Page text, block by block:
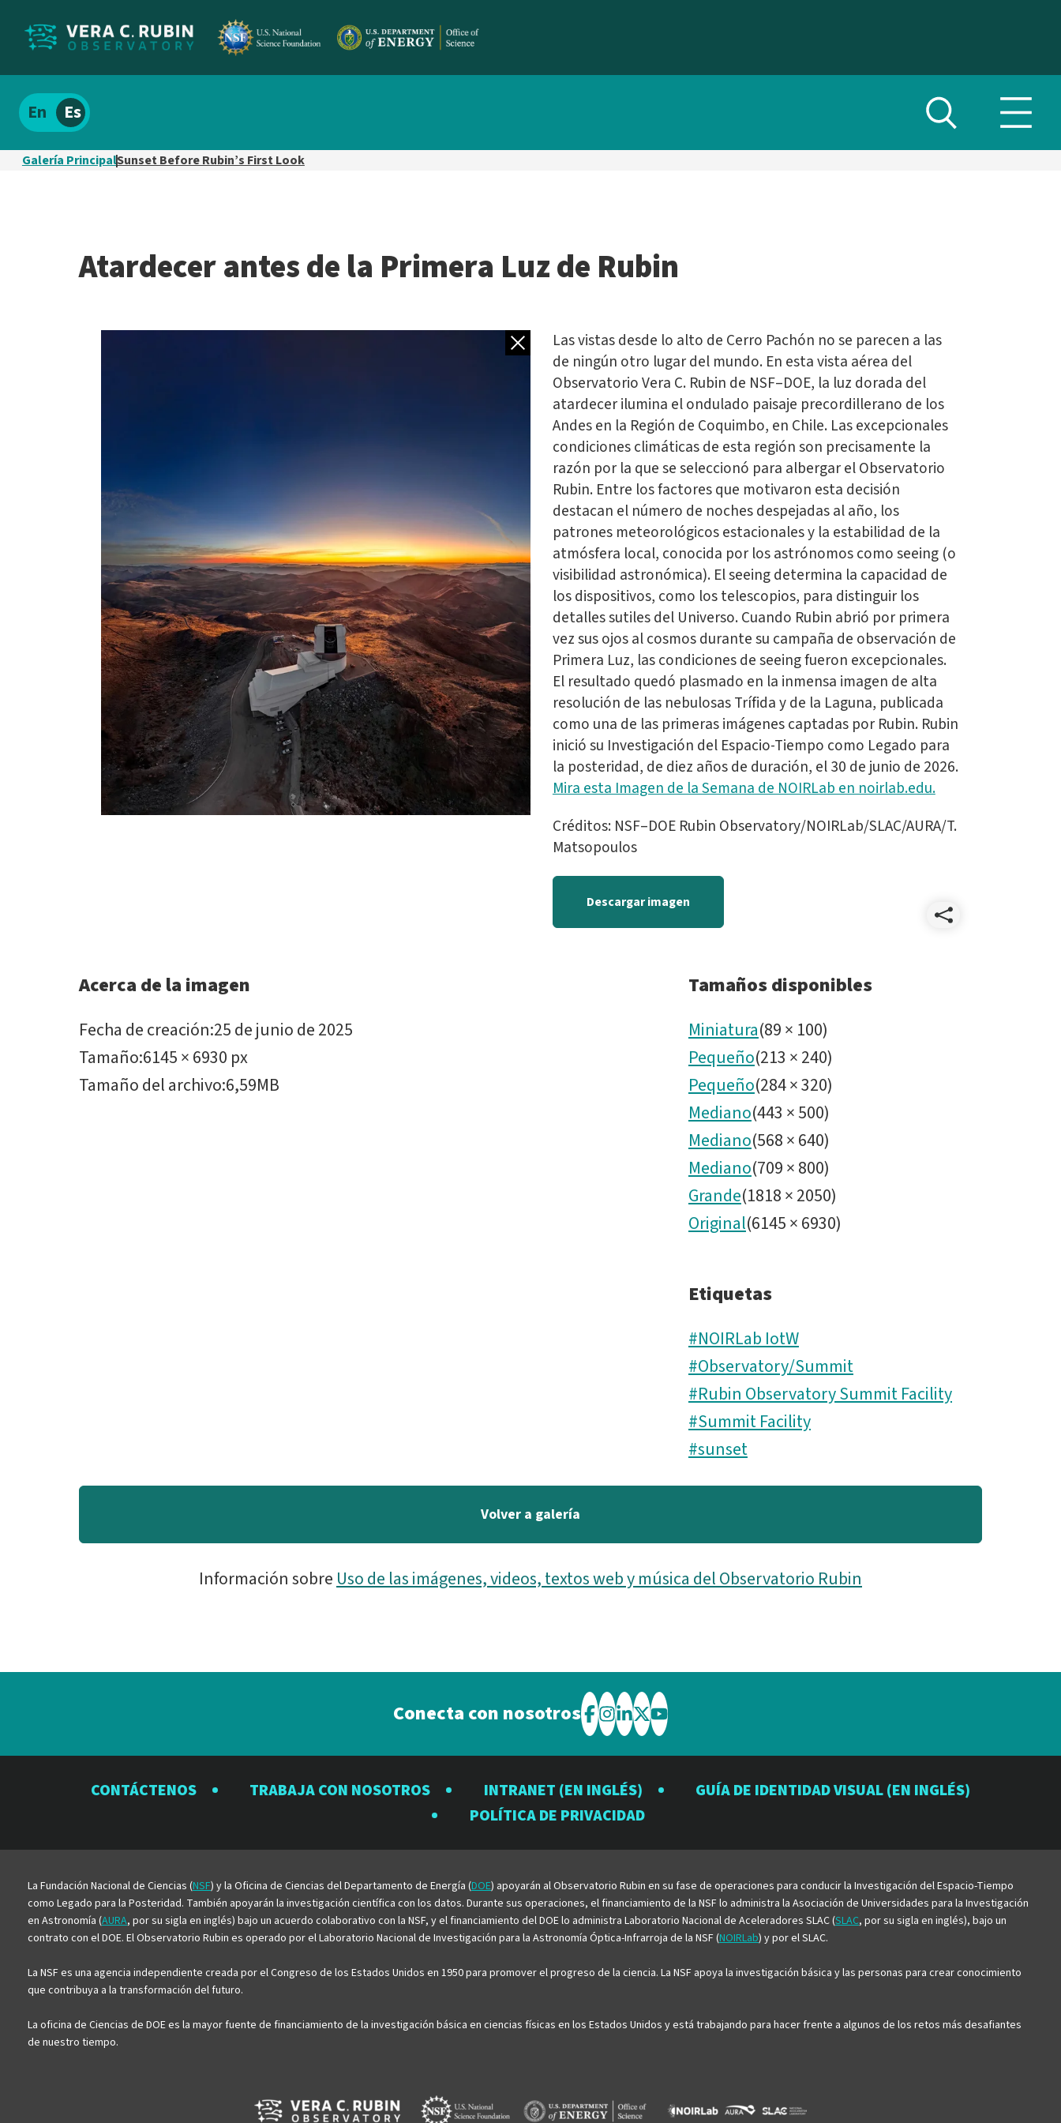
Localizar
el
contenido
Español
Alternar
búsqueda
menú
Galería PrincipalSunset Before Rubin’s First Look
Atardecer antes de la Primera Luz de Rubin
Volver a galeríaLas vistas desde lo alto de Cerro Pachón no se parecen a las
de ningún otro lugar del mundo. En esta vista aérea del
Observatorio Vera C. Rubin de NSF–DOE, la luz dorada del
atardecer ilumina el ondulado paisaje precordillerano de los
Andes en la Región de Coquimbo, en Chile. Las excepcionales
condiciones climáticas de esta región son precisamente la
razón por la que se seleccionó para albergar el Observatorio
Rubin. Entre los factores que motivaron esta decisión
destacan el número de noches despejadas al año, los
patrones meteorológicos estacionales y la estabilidad de la
atmósfera local, conocida por los astrónomos como seeing (o
visibilidad astronómica). El seeing determina la capacidad de
los dispositivos, como los telescopios, para distinguir los
detalles sutiles del Universo. Cuando Rubin abrió por primera
vez sus ojos al cosmos durante su campaña de observación de
Primera Luz, las condiciones de seeing fueron excepcionales.
El resultado quedó plasmado en la inmensa imagen de alta
resolución de las nebulosas Trífida y de la Laguna, publicada
como una de las primeras imágenes captadas por Rubin. Rubin
inició su Investigación del Espacio-Tiempo como Legado para
la posteridad, de diez años de duración, el 30 de junio de 2026.
Mira esta Imagen de la Semana de NOIRLab en noirlab.edu.
Créditos: NSF–DOE Rubin Observatory/NOIRLab/SLAC/AURA/T.
Matsopoulos
Descargar imagen
Acerca de la imagen
Fecha de creación:25 de junio de 2025
Tamaño:6145 × 6930 px
Tamaño del archivo:6,59MB
Tamaños disponibles
Miniatura(89× 100)
Pequeño(213 ×240)
Pequeño(284×320)
Mediano(443 ×500)
Mediano(568×640)
Mediano(709×800)
Grande(1818×2050)
Original(6145×6930)
Etiquetas
#NOIRLab IotW
#Observatory/Summit
#Rubin Observatory Summit Facility
#Summit Facility
#sunset
Volver a galería
Información sobre Uso de las imágenes, videos, textos web y música del Observatorio Rubin
Conecta con nosotros Visite
el
Observatorio
Rubin
Visite
el
Observatorio
Rubin
Visite
el
Observatorio
Rubin
Visite
el
Observatorio
Rubin
Visite
el
Observatorio
CONTÁCTENOS TRABAJA CON NOSOTROS INTRANET (EN INGLÉS)
GUÍA DE IDENTIDAD VISUAL (EN INGLÉS)
POLÍTICA DE PRIVACIDAD
La Fundación Nacional de Ciencias (NSF) y la Oficina de Ciencias del Departamento de Energía (DOE) apoyarán al Observatorio Rubin en su fase de operaciones para conducir la Investigación del Espacio-Tiempo
como Legado para la Posteridad. También apoyarán la investigación científica con los datos. Durante sus operaciones, el financiamiento de la NSF lo administra la Asociación de Universidades para la Investigación
en Astronomía (AURA, por su sigla en inglés) bajo un acuerdo colaborativo con la NSF, y el financiamiento del DOE lo administra Laboratorio Nacional de Aceleradores SLAC (SLAC, por su sigla en inglés), bajo un
contrato con el DOE. El Observatorio Rubin es operado por el Laboratorio Nacional de Investigación para la Astronomía Óptica-Infrarroja de la NSF (NOIRLab) y por el SLAC.
La NSF es una agencia independiente creada por el Congreso de los Estados Unidos en 1950 para promover el progreso de la ciencia. La NSF apoya la investigación básica y las personas para crear conocimiento
que contribuya a la transformación del futuro.
La oficina de Ciencias de DOE es la mayor fuente de financiamiento de la investigación básica en ciencias físicas en los Estados Unidos y está trabajando para hacer frente a algunos de los retos más desafiantes
de nuestro tiempo.